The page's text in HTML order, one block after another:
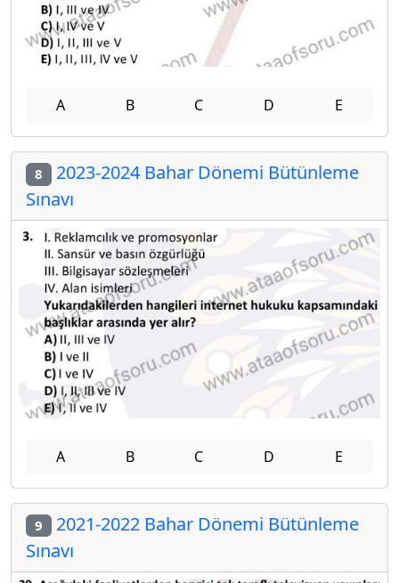
A B C D E
8 2023-2024 Bahar Dönemi Bütünleme
Sınavı
A B C D E
9 2021-2022 Bahar Dönemi Bütünleme
Sınavı